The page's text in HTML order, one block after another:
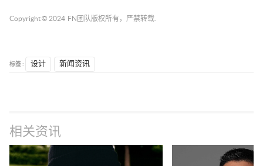
Copyright © 2024 FN团队 版权所有，严禁转载.
标签 : 设计 新闻资讯
相关资讯